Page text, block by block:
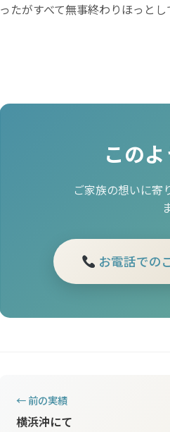
ったがすべて無事終わりほっとし
この
ご家族の想いに寄
お電話での
← 前の実績
横浜沖にて